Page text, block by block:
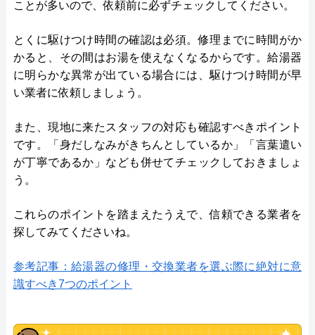
ことが多いので、依頼前に必ずチェックしてください。
とくに駆けつけ時間の確認は必須。修理までに時間がか
かると、その間はお湯を使えなくなるからです。給湯器
に明らかな異常が出ている場合には、駆けつけ時間が早
い業者に依頼しましょう。
また、現地に来たスタッフの対応も確認すべきポイント
です。「身だしなみがきちんとしているか」「言葉遣い
が丁寧であるか」なども併せてチェックしておきましょ
う。
これらのポイントを踏まえたうえで、信頼できる業者を
探してみてくださいね。
参考記事：給湯器の修理・交換業者を選ぶ際に絶対に意
識すべき7つのポイント